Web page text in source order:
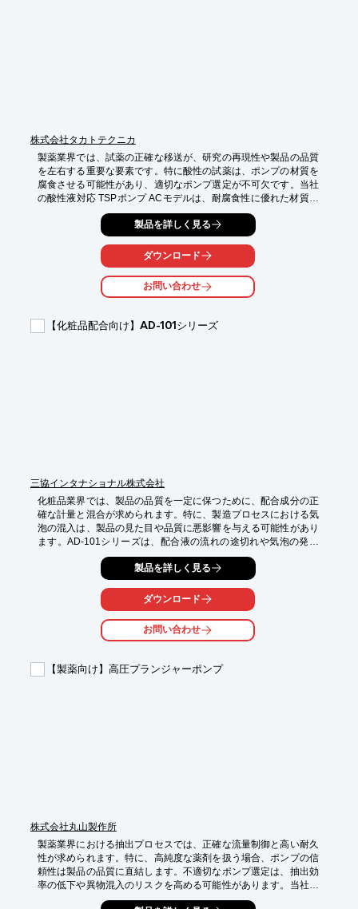
株式会社タカトテクニカ
製薬業界では、試薬の正確な移送が、研究の再現性や製品の品質
を左右する重要な要素です。特に酸性の試薬は、ポンプの材質を
腐食させる可能性があり、適切なポンプ選定が不可欠です。当社
の酸性液対応 TSPポンプ ACモデルは、耐腐食性に優れた材質を
採用し、試薬の劣化を防ぎます。少量の試薬を正確に送るための
ソレノイド駆動方式、屋外使用も可能な防水性能、使いやすいデ
ジタル表示を備え、製薬業界のニーズに応えます。
【活用シーン】
*   研究室での試薬の定量供給
*   製造ラインでの薬品添加
【導入の効果】
製品を詳しく見る
ダウンロード
お問い合わせ
【化粧品配合向け】AD-101シリーズ
三協インタナショナル株式会社
化粧品業界では、製品の品質を一定に保つために、配合成分の正
確な計量と混合が求められます。特に、製造プロセスにおける気
泡の混入は、製品の見た目や品質に悪影響を与える可能性があり
ます。AD-101シリーズは、配合液の流れの途切れや気泡の発生
を確実に検知し、品質管理をサポートします。チューブを挟むだ
けで、液面または気泡の存在について連続監視を行うため、製造
プロセスの効率化にも貢献します。
【活用シーン】
・化粧品製造における配合液の供給ライン
・充填工程における気泡の検知
【導入の効果】
製品を詳しく見る
ダウンロード
お問い合わせ
【製薬向け】高圧プランジャーポンプ
株式会社丸山製作所
製薬業界における抽出プロセスでは、正確な流量制御と高い耐久
性が求められます。特に、高純度な薬剤を扱う場合、ポンプの信
頼性は製品の品質に直結します。不適切なポンプ選定は、抽出効
率の低下や異物混入のリスクを高める可能性があります。当社の
高圧プランジャーポンプは、耐蝕性に優れた素材を使用し、安定